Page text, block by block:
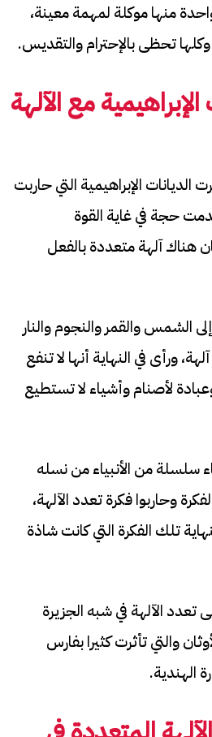
منها موكلة لمهمة معينة،
تحظى بالإحترام والتقديس.
مع الآلهة
الإبراهيمية التي حاربت
حجة في غاية القوة
هناك آلهة متعددة بالفعل
الشمس والقمر والنجوم والنار
ورأى في النهاية أنها لا تنفع
لأصنام وأشياء لا تستطيع
سلسلة من الأنبياء من نسله
وحاربوا فكرة تعدد الآلهة،
تلك الفكرة التي كانت شاذة
الآلهة في شبه الجزيرة
والتي تأثرت كثيرا بفارس
الهندية.